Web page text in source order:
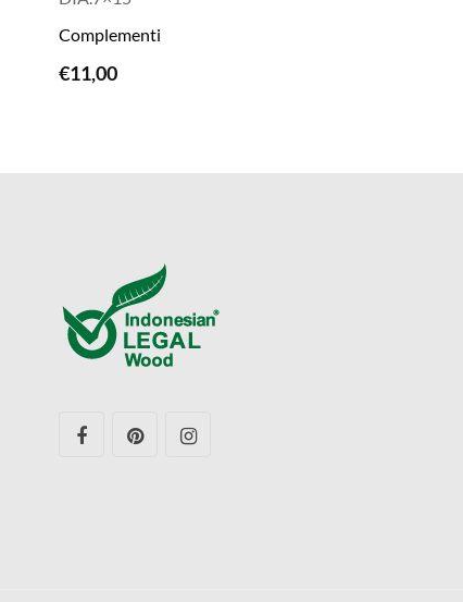
Complementi
€11,00